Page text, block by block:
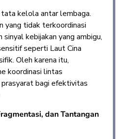
kelola antar lembaga.
yang tidak terkoordinasi
kebijakan yang ambigu,
seperti Laut Cina
Oleh karena itu,
koordinasi lintas
bagi efektivitas
dan Tantangan